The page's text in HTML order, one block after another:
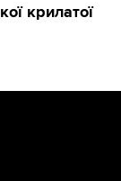
крилатої